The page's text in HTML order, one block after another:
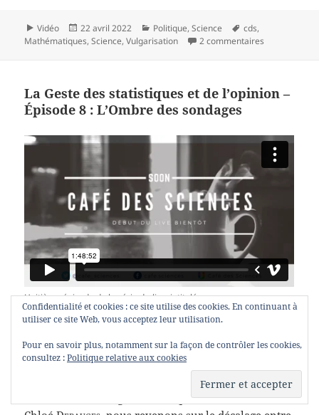
Format
Vidéo
Publié
le
22 avril 2022 Catégories
Politique,Science
Mots-
clés
cds,
Mathématiques,Science,Vulgarisation 2 commentaires
La Geste des statistiques et de l’opinion –
Épisode 8 : L’Ombre des sondages
Huitième épisode de la série delivesintitulées
La Geste des statistiques et de l’opinion
intitulée
La Geste des statistiques et de l’opinion, je présente
comment fonctionnent les sondages et comment les
lire. Voici la rediffusion du huitième épisode,
, dans lequel, avec
Confidentialité et cookies : ce site utilise des cookies. En continuant à
utiliser ce site Web, vous acceptez leur utilisation.
Pour en savoir plus, notamment sur la façon de contrôler les cookies,
consultez :Politique relative aux cookies